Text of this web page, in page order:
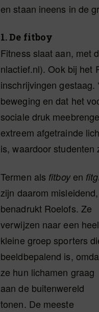
en staan ineens in de
1. De fitboy
Fitness slaat aan, met
nlactief.nl). Ook bij het
inschrijvingen
beweging en dat het
sociale druk
extreem afgetrainde
is, waardoor studenten
Termen als fitboyen
zijn daarom misleidend,
benadrukt Roelofs. Ze
verwijzen naar een heel
kleine groep sporters
beeldbepalend is,
ze hun lichamen graag
aan de buitenwereld
tonen. De meeste